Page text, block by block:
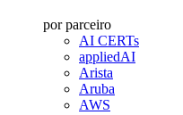
por parceiro
AI CERTs
appliedAI
Arista
Aruba
AWS